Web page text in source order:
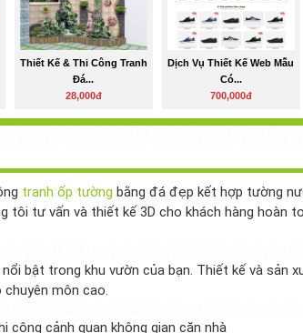
Thiết Kế & Thi Công Tranh
Đá...
28,000đ
Dịch Vụ Thiết Kế Web Mẫu
Có...
700,000đ
tranh ốp tường bằng đá đẹp kết hợp tường
tôi tư vấn và thiết kế 3D cho khách hàng hoàn
bật trong khu vườn của bạn. Thiết kế và sản
môn cao.
công cảnh quan không gian căn nhà